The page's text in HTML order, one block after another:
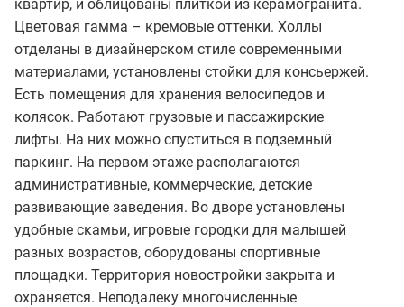
квартир, и облицованы плиткой из керамогранита.
Цветовая гамма – кремовые оттенки. Холлы
отделаны в дизайнерском стиле современными
материалами, установлены стойки для консьержей.
Есть помещения для хранения велосипедов и
колясок. Работают грузовые и пассажирские
лифты. На них можно спуститься в подземный
паркинг. На первом этаже располагаются
административные, коммерческие, детские
развивающие заведения. Во дворе установлены
удобные скамьи, игровые городки для малышей
разных возрастов, оборудованы спортивные
площадки. Территория новостройки закрыта и
охраняется. Неподалеку многочисленные